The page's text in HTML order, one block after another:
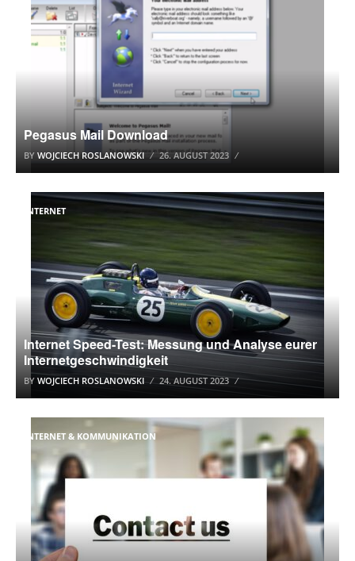
Pegasus Mail Download
BY WOJCIECH ROSLANOWSKI 26. AUGUST 2023
INTERNET
Internet Speed-Test: Messung und Analyse eurer
Internetgeschwindigkeit
BY WOJCIECH ROSLANOWSKI 24. AUGUST 2023
INTERNET & KOMMUNIKATION